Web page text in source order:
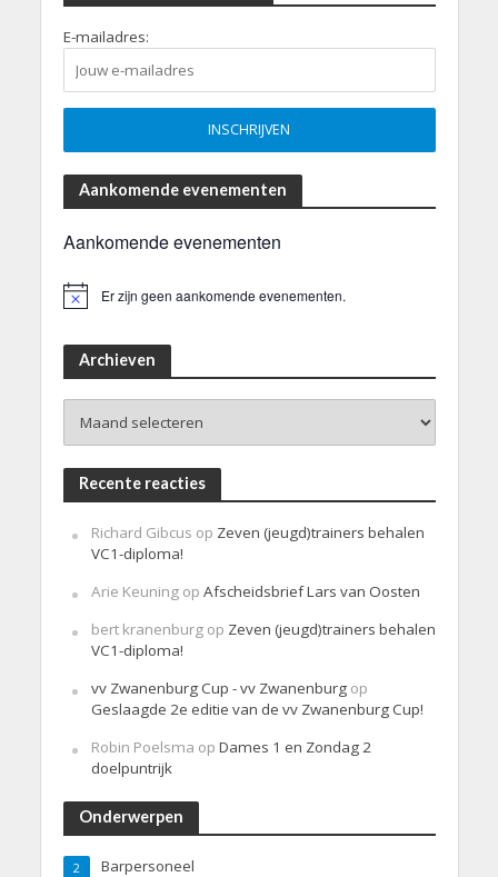
E-mailadres:
Aankomende evenementen
Aankomende evenementen
Er zijn geen aankomende evenementen.
Archieven
Recente reacties
Richard Gibcus op Zeven (jeugd)trainers behalen
VC1-diploma!
Arie Keuningop Afscheidsbrief Lars van Oosten
bert kranenburgop Zeven (jeugd)trainers behalen
VC1-diploma!
vv Zwanenburg Cup - vv Zwanenburgop
Geslaagde 2e editie van de vv Zwanenburg Cup!
Robin Poelsma op Dames 1 en Zondag 2
doelpuntrijk
Onderwerpen
Barpersoneel
2